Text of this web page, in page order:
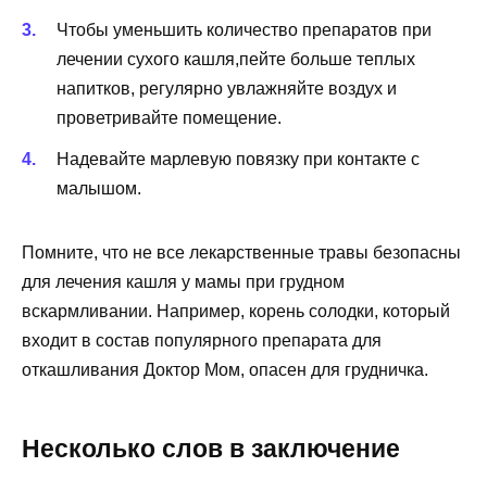
Чтобы уменьшить количество препаратов при
лечении сухого кашля,пейте больше теплых
напитков, регулярно увлажняйте воздух и
проветривайте помещение.
Надевайте марлевую повязку при контакте с
малышом.
Помните, что не все лекарственные травы безопасны
для лечения кашля у мамы при грудном
вскармливании. Например, корень солодки, который
входит в состав популярного препарата для
откашливания Доктор Мом, опасен для грудничка.
Несколько слов в заключение